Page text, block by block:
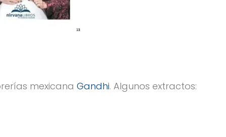
mexicana Gandhi. Algunos extractos: